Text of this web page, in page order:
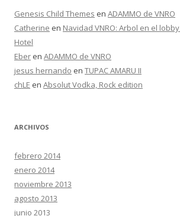
Genesis Child Themes en ADAMMO de VNRO
Catherine en Navidad VNRO: Arbol en el
Hotel
Eber en ADAMMO de VNRO
jesus hernando en TUPAC AMARU II
chLE en Absolut Vodka, Rock edition
ARCHIVOS
febrero 2014
enero 2014
noviembre 2013
agosto 2013
junio 2013